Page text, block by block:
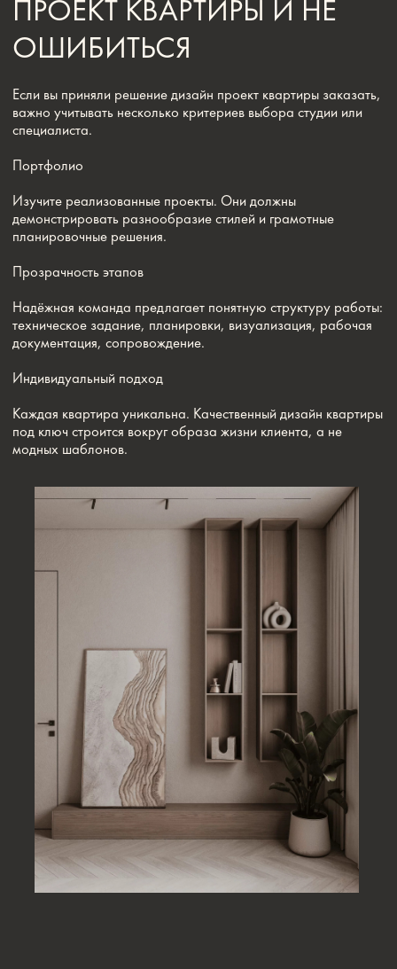
Надёжная команда предлагает понятную структуру работы:
техническое задание, планировки, визуализация, рабочая
документация, сопровождение.
Индивидуальный подход
Каждая квартира уникальна. Качественный дизайн квартиры
под ключ строится вокруг образа жизни клиента, а не
модных шаблонов.
Дизайн квартир в СПб имеет свою специфику. Историческая
В современных проектах всё чаще используются:
светлые и нейтральные оттенки
натуральные материалы
встроенные системы хранения
продуманное многоуровневое освещение
сочетание классики и минимализма
Главная задача — сохранить атмосферу города и при этом
создать современное, функциональное пространство.
Грамотно реализованный дизайн квартир в СПб повышает
не только уровень комфорта, но и рыночную стоимость
жилья. Заказывая дизайн квартиры под ключ, вы получаете
продуманное пространство, где каждая деталь работает на
удобство и эстетику.
Решение дизайн проект квартиры заказать — это шаг к
ДИЗАЙН КВАРТИР В СПБ:
ОСОБЕННОСТИ ГОРОДА